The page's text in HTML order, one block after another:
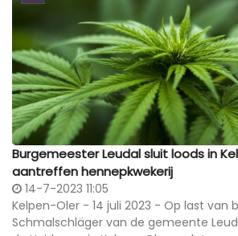
Burgemeester Leudal sluit loods in
aantreffen hennepkwekerij
14-7-2023 11:05
Kelpen-Oler - 14 juli 2023 - Op last van
Schmalschläger van de gemeente